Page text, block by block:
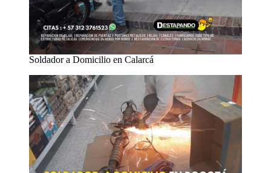
Soldador a Domicilio en Calarcá